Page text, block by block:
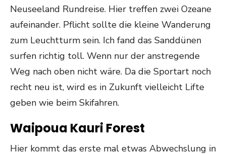
Neuseeland Rundreise. Hier treffen zwei Ozeane
aufeinander. Pflicht sollte die kleine Wanderung
zum Leuchtturm sein. Ich fand das Sanddünen
surfen richtig toll. Wenn nur der anstregende
Weg nach oben nicht wäre. Da die Sportart noch
recht neu ist, wird es in Zukunft vielleicht Lifte
geben wie beim Skifahren.
Waipoua Kauri Forest
Hier kommt das erste mal etwas Abwechslung in